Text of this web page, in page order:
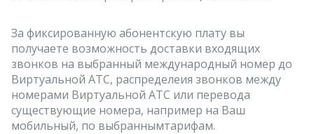
За фиксированную абонентскую плату вы
получаете возможность доставки входящих
звонков на выбранный международный номер до
Виртуальной АТС, распределеия звонков между
номерами Виртуальной АТС или перевода
существующие номера, например на Ваш
мобильный, по выбраннымтарифам.